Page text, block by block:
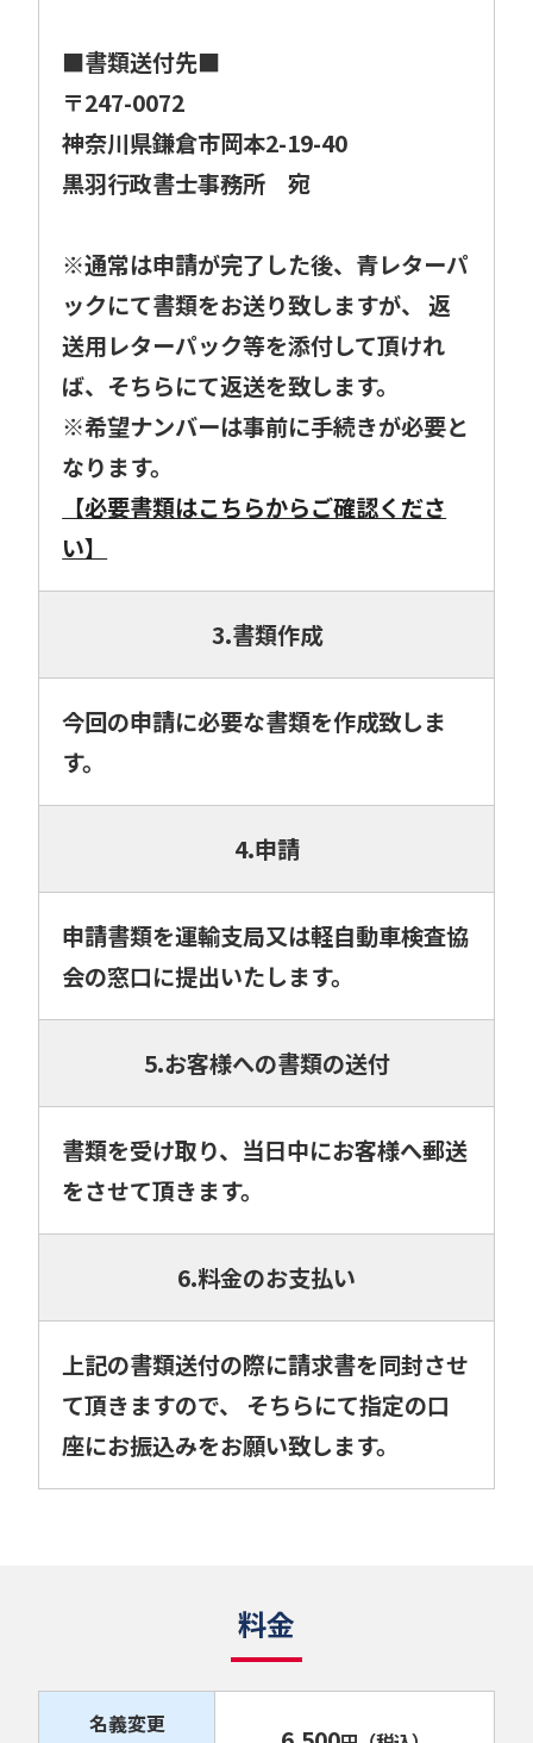
■書類送付先■
〒247-0072
神奈川県鎌倉市岡本2-19-40
黒羽行政書士事務所 宛
※通常は申請が完了した後、青レターパ
ックにて書類をお送り致しますが、 返
送用レターパック等を添付して頂けれ
ば、そちらにて返送を致します。
※希望ナンバーは事前に手続きが必要と
なります。
【必要書類はこちらからご確認くださ
い】
3.書類作成
今回の申請に必要な書類を作成致しま
す。
4.申請
申請書類を運輸支局又は軽自動車検査協
会の窓口に提出いたします。
5.お客様への書類の送付
書類を受け取り、当日中にお客様へ郵送
をさせて頂きます。
6.料金のお支払い
上記の書類送付の際に請求書を同封させ
て頂きますので、 そちらにて指定の口
座にお振込みをお願い致します。
料金
名義変更